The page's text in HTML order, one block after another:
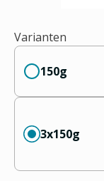
Varianten
150g
3x150g